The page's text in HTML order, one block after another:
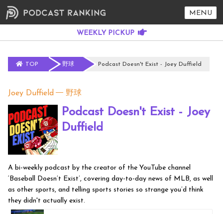
MENU
TOP 野球 Podcast Doesn't Exist - Joey Duffield
Joey Duffield 野球
Podcast Doesn't Exist - Joey
Duffield
A bi-weekly podcast by the creator of the YouTube channel
‘Baseball Doesn’t Exist’, covering day-to-day news of MLB, as well
as other sports, and telling sports stories so strange you’d think
they didn't actually exist.